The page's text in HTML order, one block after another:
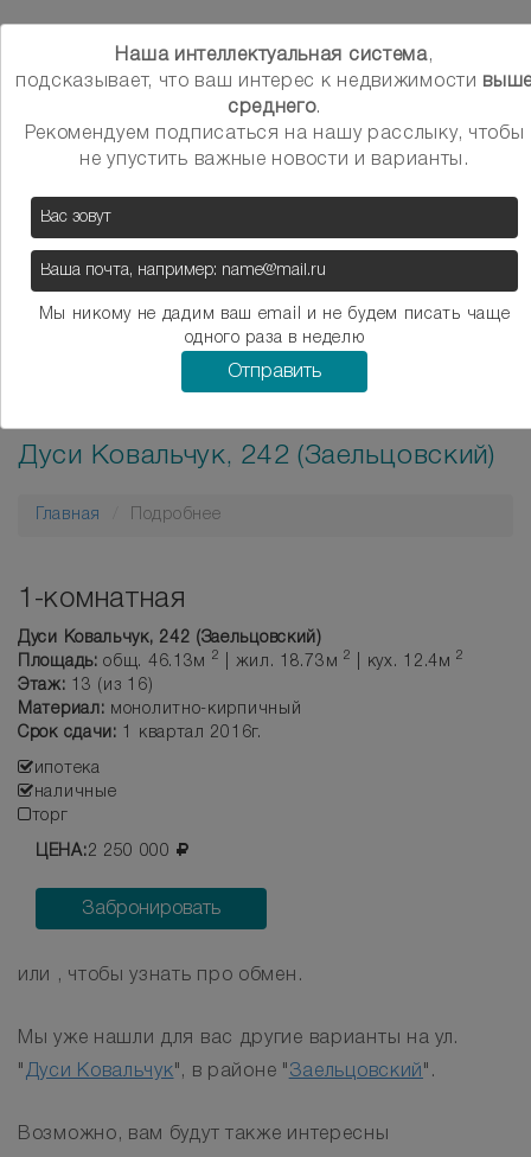
Оценка стоимости квартиры
β
Районы
заказать звонок
Дуси Ковальчук, 242 (Заельцовский)
Главная Подробнее
1-комнатная
Дуси Ковальчук, 242 (Заельцовский)
Площадь: общ. 46.13м 2 | жил. 18.73м 2 | кух. 12.4м2
Этаж: 13 (из 16)
Материал: монолитно-кирпичный
Срок сдачи: 1 квартал 2016г.
ипотека
наличные
торг
ЦЕНА:2 250 000
Забронировать
или , чтобы узнать про обмен.
Мы уже нашли для вас другие варианты на ул.
" Дуси Ковальчук", в районе " Заельцовский ".
Возможно, вам будут также интересны
Наша интеллектуальная система,
подсказывает, что ваш интерес к недвижимости
среднего.
Рекомендуем подписаться на нашу расслыку, чтобы
не упустить важные новости и варианты.
Мы никому не дадим ваш email и не будем писать чаще
одного раза в неделю
Отправить